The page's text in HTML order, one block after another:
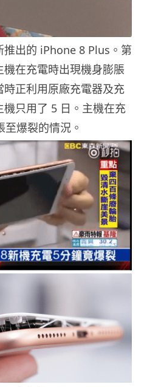
推出的 iPhone 8 Plus。第
在充電時出現機身膨脹
正利用原廠充電器及充
只用了 5 日。主機在充
爆裂的情況。